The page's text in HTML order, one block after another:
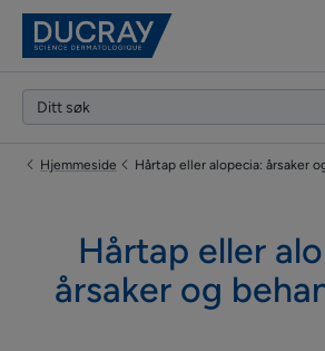
Hjemmeside Hårtap eller alopecia: årsaker
Hårtap eller
årsaker og